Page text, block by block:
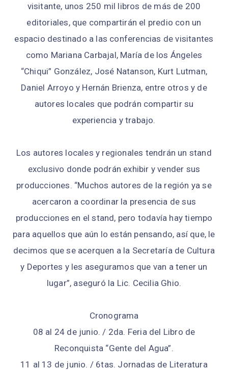
visitante, unos 250 mil libros de más de 200
editoriales, que compartirán el predio con un
espacio destinado a las conferencias de visitantes
como Mariana Carbajal, María de los Ángeles
“Chiqui” González, José Natanson, Kurt Lutman,
Daniel Arroyo y Hernán Brienza, entre otros y de
autores locales que podrán compartir su
experiencia y trabajo.
Los autores locales y regionales tendrán un stand
exclusivo donde podrán exhibir y vender sus
producciones. “Muchos autores de la región ya se
acercaron a coordinar la presencia de sus
producciones en el stand, pero todavía hay tiempo
para aquellos que aún lo están pensando, así que, le
decimos que se acerquen a la Secretaría de Cultura
y Deportes y les aseguramos que van a tener un
lugar”, aseguró la Lic. Cecilia Ghio.
Cronograma
08 al 24 de junio. / 2da. Feria del Libro de
Reconquista “Gente del Agua”.
11 al 13 de junio. / 6tas. Jornadas de Literatura